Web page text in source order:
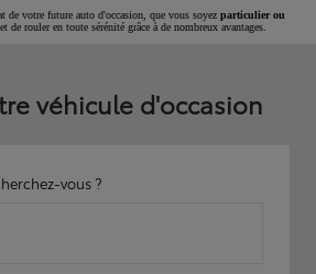
de votre future auto d'occasion, que vous soyez particulier ou
de rouler en toute sérénité grâce à de nombreux avantages.
véhicule d'occasion
vous ?